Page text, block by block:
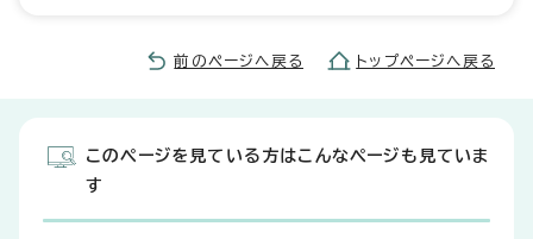
前のページへ戻る トップページへ戻る
このページを見ている方はこんなページも見ていま
す